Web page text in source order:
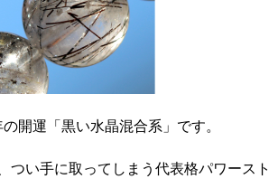
開運「黒い水晶混合系」です。
つい手に取ってしまう代表格パワースト